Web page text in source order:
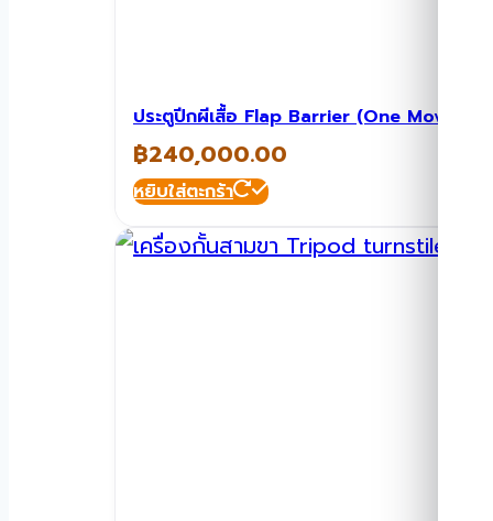
ประตูปีกผีเสื้อ Flap Barrier (One
฿240,000.00
หยิบใส่ตะกร้า